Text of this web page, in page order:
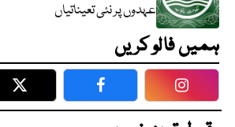
عہدوں پر نئی تعیناتیاں
ہمیں فالو کریں
Twitter Facebook